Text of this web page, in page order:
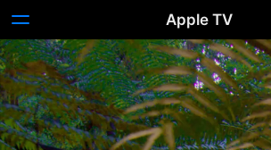
Apple TV